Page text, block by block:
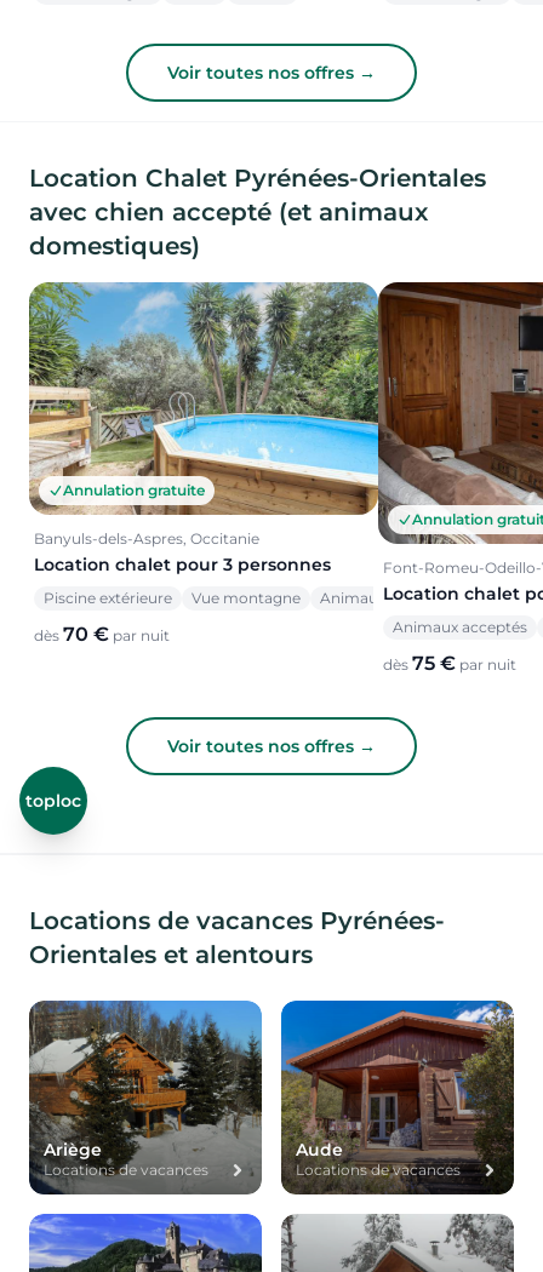
Voir toutes nos offres →
Location Chalet Pyrénées-Orientales
avec chien accepté (et animaux
domestiques)
Annulation gratuite
Banyuls-dels-Aspres, Occitanie
Location chalet pour 3 personnes
Piscine extérieure Vue montagne Animaux acceptés
dès 70 € par nuit
Annulation
Font-Romeu-
Location chalet
Animaux acceptés
dès 75 € par nuit
Voir toutes nos offres →
toploc
Locations de vacances Pyrénées-
Orientales et alentours
Ariège
Locations de vacances
Aude
Locations de vacances